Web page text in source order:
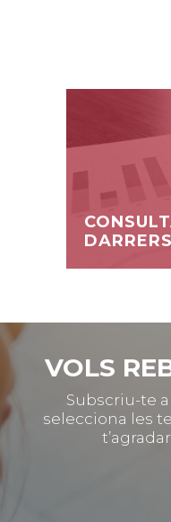
VOLS
Subscriu-te
selecciona les